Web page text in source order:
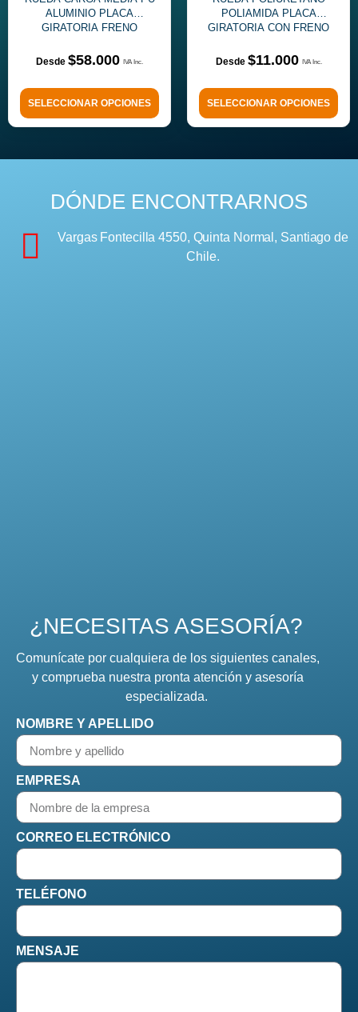
ALUMINIO PLACA
GIRATORIA FRENO
$58.000
SELECCIONAR OPCIONES
POLIAMIDA PLACA
GIRATORIA CON FRENO
$11.000
SELECCIONAR OPCIONES
DÓNDE ENCONTRARNOS
Vargas Fontecilla 4550, Quinta Normal, Santiago de
Chile.
¿NECESITAS ASESORÍA?
Comunícate por cualquiera de los siguientes canales,
y comprueba nuestra pronta atención y asesoría
especializada.
NOMBRE Y APELLIDO
EMPRESA
CORREO ELECTRÓNICO
TELÉFONO
MENSAJE